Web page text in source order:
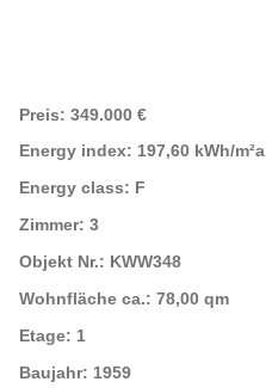
Preis: 349.000 €
Energy index: 197,60 kWh/m²a
Energy class: F
Zimmer: 3
Objekt Nr.: KWW348
Wohnfläche ca.: 78,00 qm
Etage: 1
Baujahr: 1959